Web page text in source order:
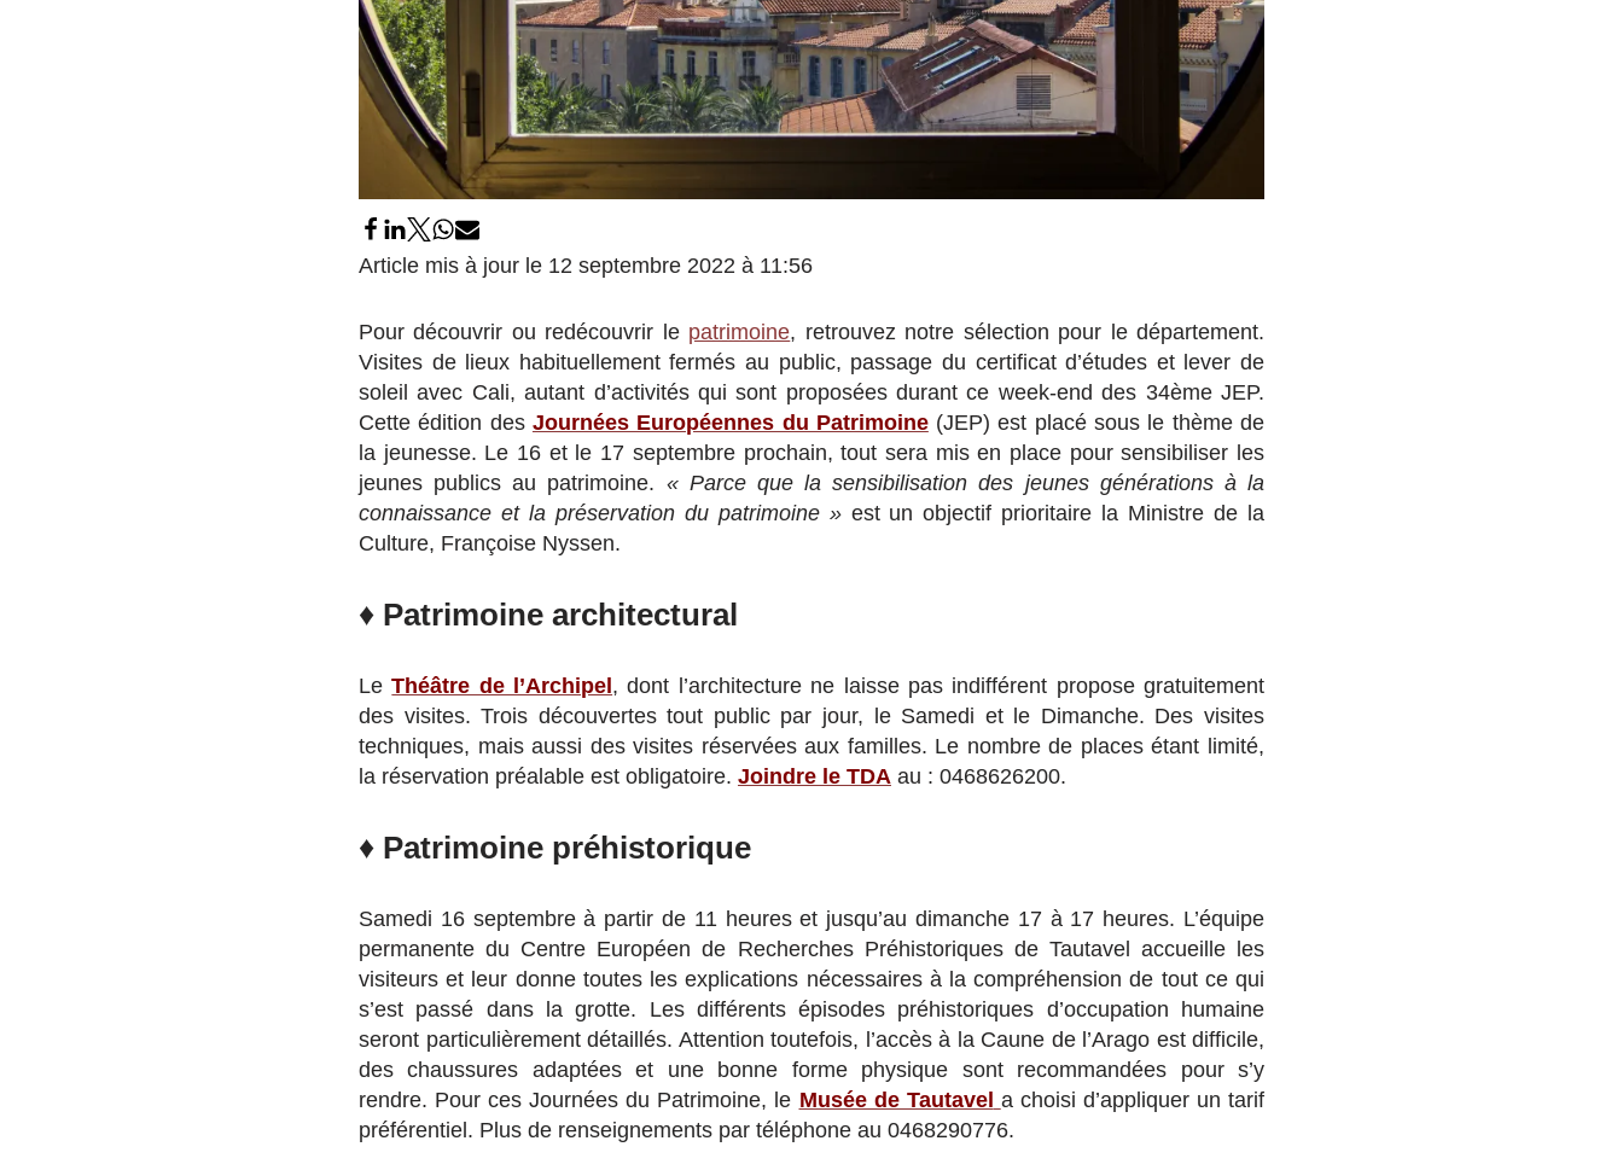
Article mis à jour le 12 septembre 2022 à 11:56
Pour découvrir ou redécouvrir le patrimoine, retrouvez notre sélection pour le département.
Visites de lieux habituellement fermés au public, passage du certificat d’études et lever de
soleil avec Cali, autant d’activités qui sont proposées durant ce week-end des 34ème JEP.
Cette édition des Journées Européennes du Patrimoine(JEP) est placé sous le thème de
la jeunesse. Le 16 et le 17 septembre prochain, tout sera mis en place pour sensibiliser les
jeunes publics au patrimoine. « Parce que la sensibilisation des jeunes générations à la
connaissance et la préservation du patrimoine »est un objectif prioritaire la Ministre de la
Culture, Françoise Nyssen.
♦ Patrimoine architectural
LeThéâtre de l’Archipel, dont l’architecture ne laisse pas indifférent propose gratuitement
des visites. Trois découvertes tout public par jour, le Samedi et le Dimanche. Des visites
techniques, mais aussi des visites réservées aux familles. Le nombre de places étant limité,
la réservation préalable est obligatoire. Joindre le TDA au : 0468626200.
♦ Patrimoine préhistorique
Samedi 16 septembre à partir de 11 heures et jusqu’au dimanche 17 à 17 heures. L’équipe
permanente du Centre Européen de Recherches Préhistoriques de Tautavel accueille les
visiteurs et leur donne toutes les explications nécessaires à la compréhension de tout ce qui
s’est passé dans la grotte. Les différents épisodes préhistoriques d’occupation humaine
seront particulièrement détaillés. Attention toutefois, l’accès à la Caune de l’Arago est difficile,
des chaussures adaptées et une bonne forme physique sont recommandées pour s’y
rendre. Pour ces Journées du Patrimoine, le Musée de Tautavel a choisi d’appliquer un tarif
préférentiel. Plus de renseignements par téléphone au 0468290776.